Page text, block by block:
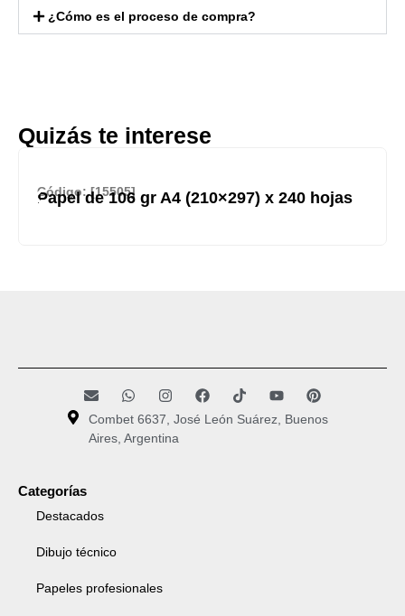
¿Cómo es el proceso de compra?
Quizás te interese
Código: [15505]
Papel de 106 gr A4 (210×297) x 240 hojas
Combet 6637, José León Suárez, Buenos
Aires, Argentina
Categorías
Destacados
Dibujo técnico
Papeles profesionales